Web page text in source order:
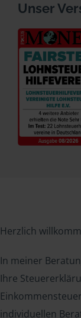
Unser
Herzlich
In meiner
Ihre
individuellen